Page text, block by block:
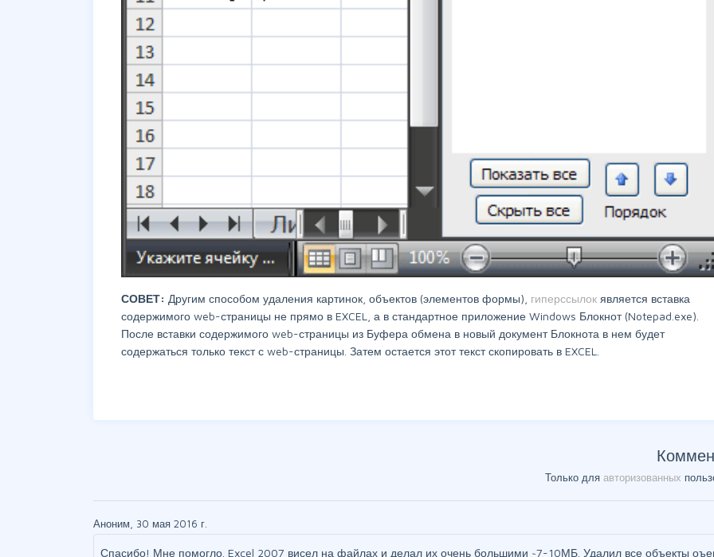
СОВЕТ: Другим способом удаления картинок, объектов (элементов формы), гиперссылок является вставка
содержимого web-страницы не прямо в EXCEL, а в стандартное приложение Windows Блокнот (Notepad.exe).
После вставки содержимого web-страницы из Буфера обмена в новый документ Блокнота в нем будет
содержаться только текст с web-страницы. Затем остается этот текст скопировать в EXCEL.
Только для авторизованных
Аноним, 30 мая 2016 г.
Спасибо! Мне помогло. Excel 2007 висел на файлах и делал их очень большими ~7-10МБ. Удалил все объекты